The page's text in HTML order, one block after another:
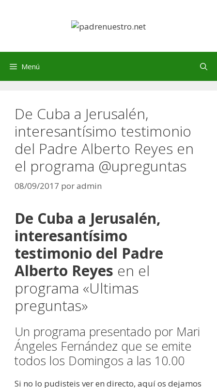
Menú
De Cuba a Jerusalén,
interesantísimo testimonio
del Padre Alberto Reyes en
el programa @upreguntas
08/09/2017 poradmin
De Cuba a Jerusalén,
interesantísimo
testimonio del Padre
Alberto Reyes en el
programa «Ultimas
preguntas»
Un programa presentado por Mari
Ángeles Fernández que se emite
todos los Domingos a las 10.00
Si no lo pudisteis ver en directo, aquí os dejamos